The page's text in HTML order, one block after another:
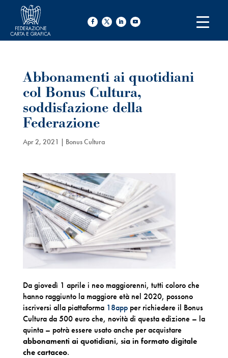
Abbonamenti ai quotidiani
col Bonus Cultura,
soddisfazione della
Federazione
Apr 2, 2021 | Bonus Cultura
Da giovedì 1 aprile i neo maggiorenni, tutti coloro che
hanno raggiunto la maggiore età nel 2020, possono
iscriversi alla piattaforma 18appper richiedere il Bonus
Cultura da 500 euro che, novità di questa edizione – la
quinta – potrà essere usato anche per acquistare
abbonamenti ai quotidiani, sia in formato digitale
che cartaceo.